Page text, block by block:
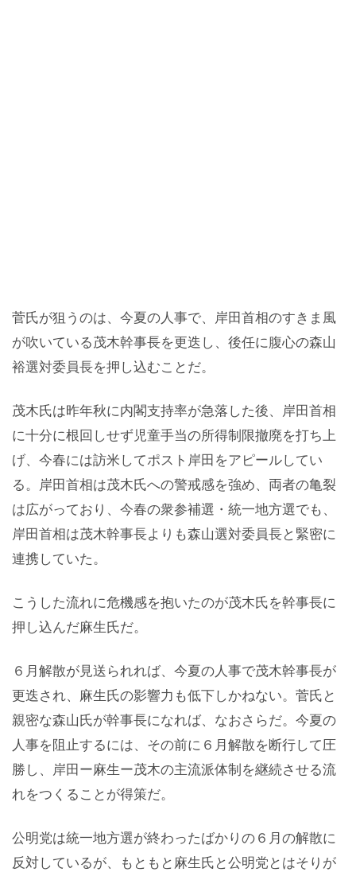
菅氏が狙うのは、今夏の人事で、岸田首相のすきま風
が吹いている茂木幹事長を更迭し、後任に腹心の森山
裕選対委員長を押し込むことだ。
茂木氏は昨年秋に内閣支持率が急落した後、岸田首相
に十分に根回しせず児童手当の所得制限撤廃を打ち上
げ、今春には訪米してポスト岸田をアピールしてい
る。岸田首相は茂木氏への警戒感を強め、両者の亀裂
は広がっており、今春の衆参補選・統一地方選でも、
岸田首相は茂木幹事長よりも森山選対委員長と緊密に
連携していた。
こうした流れに危機感を抱いたのが茂木氏を幹事長に
押し込んだ麻生氏だ。
６月解散が見送られれば、今夏の人事で茂木幹事長が
更迭され、麻生氏の影響力も低下しかねない。菅氏と
親密な森山氏が幹事長になれば、なおさらだ。今夏の
人事を阻止するには、その前に６月解散を断行して圧
勝し、岸田ー麻生ー茂木の主流派体制を継続させる流
れをつくることが得策だ。
公明党は統一地方選が終わったばかりの６月の解散に
反対しているが、もともと麻生氏と公明党とはそりが